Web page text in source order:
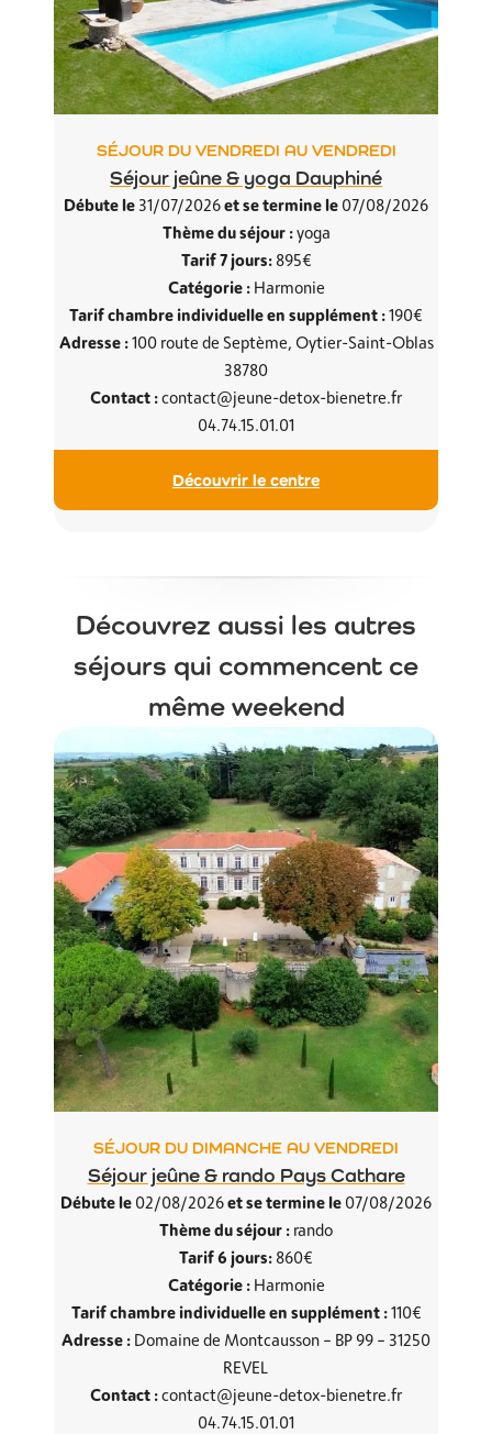
SÉJOUR DU VENDREDI AU VENDREDI
Séjour jeûne & yoga Dauphiné
Débute le31/07/2026et se termine le 07/08/2026
Thème du séjour :yoga
Tarif 7 jours:895€
Catégorie :Harmonie
Tarif chambre individuelle en supplément :190€
Adresse :100 route de Septème, Oytier-Saint-Oblas
38780
Contact :contact@jeune-detox-bienetre.fr
04.74.15.01.01
Découvrir le centre
Découvrez aussi les autres
séjours qui commencent ce
même weekend
SÉJOUR DU DIMANCHE AU VENDREDI
Séjour jeûne & rando Pays Cathare
Débute le 02/08/2026et se termine le 07/08/2026
Thème du séjour : rando
Tarif 6 jours: 860€
Catégorie :Harmonie
Tarif chambre individuelle en supplément :110€
Adresse : Domaine de Montcausson – BP 99 – 31250
REVEL
Contact :contact@jeune-detox-bienetre.fr
04.74.15.01.01